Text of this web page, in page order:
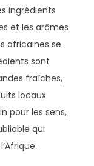
ingrédients
et les arômes
africaines se
sont
fraîches,
locaux
pour les sens,
qui